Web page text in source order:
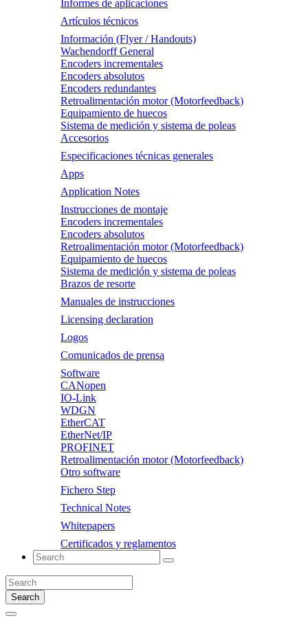
Informes de aplicaciones
Artículos técnicos
Información (Flyer / Handouts)
Wachendorff General
Encoders incrementales
Encoders absolutos
Encoders redundantes
Retroalimentación motor (Motorfeedback)
Equipamiento de huecos
Sistema de medición y sistema de poleas
Accesorios
Especificaciones técnicas generales
Apps
Application Notes
Instrucciones de montaje
Encoders incrementales
Encoders absolutos
Retroalimentación motor (Motorfeedback)
Equipamiento de huecos
Sistema de medición y sistema de poleas
Brazos de resorte
Manuales de instrucciones
Licensing declaration
Logos
Comunicados de prensa
Software
CANopen
IO-Link
WDGN
EtherCAT
EtherNet/IP
PROFINET
Retroalimentación motor (Motorfeedback)
Otro software
Fichero Step
Technical Notes
Whitepapers
Certificados y reglamentos
Search